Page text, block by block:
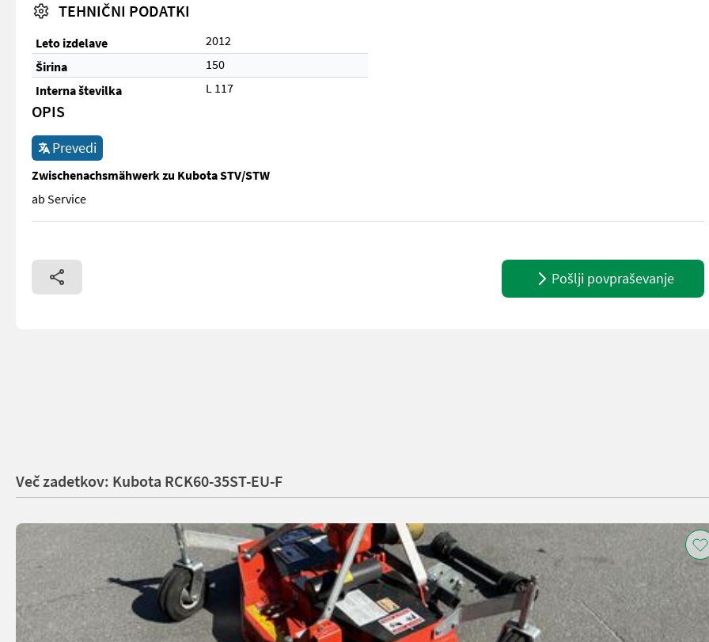
TEHNIČNI PODATKI
Leto izdelave
2012
Širina
150
Interna številka
L 117
OPIS
Prevedi
Zwischenachsmähwerk zu Kubota STV/STW
ab Service
ab Service
Pošlji povpraševanje
Več zadetkov: Kubota RCK60-35ST-EU-F